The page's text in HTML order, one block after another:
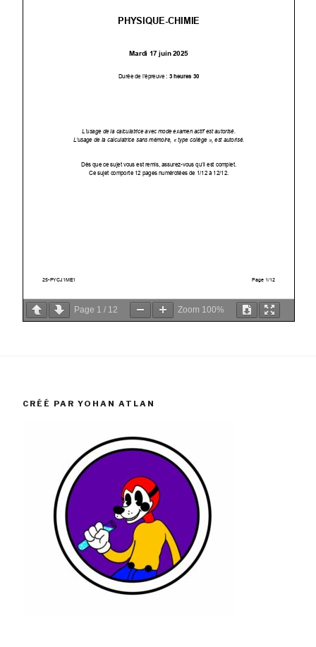
Page 1 / 12 Zoom 100%
CRÉÉ PAR YOHAN ATLAN